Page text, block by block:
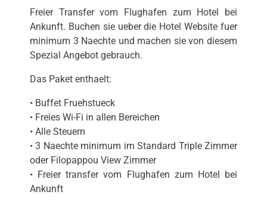
Freier Transfer vom Flughafen zum Hotel bei
Ankunft. Buchen sie ueber die Hotel Website fuer
minimum 3 Naechte und machen sie von diesem
Spezial Angebot gebrauch.
Das Paket enthaelt:
• Buffet Fruehstueck
• Freies Wi-Fi in allen Bereichen
• Alle Steuern
• 3 Naechte minimum im Standard Triple Zimmer
oder Filopappou View Zimmer
• Freier transfer vom Flughafen zum Hotel bei
Ankunft